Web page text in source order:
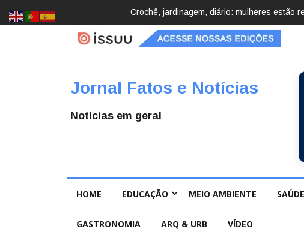
Brasil registra 84,2 mil desaparecimentos
Jornal Fatos e Notícias
Notícias em geral
HOME EDUCAÇÃO MEIO AMBIENTE SAÚDE
GASTRONOMIA ARQ & URB VÍDEO